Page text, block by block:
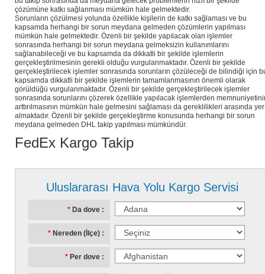
Uluslararası Hava Yolu Kargo Servisi
Da dove
Nereden (İlçe)
Per dove
çözümüne katkı sağlanması mümkün hale gelmektedir.
Sorunların çözülmesi yolunda özellikle kişilerin de katkı sağlaması ve bu
kapsamda herhangi bir sorun meydana gelmeden çözümlerin yapılması
mümkün hale gelmektedir. Özenli bir şekilde yapılacak olan işlemler
sonrasında herhangi bir sorun meydana gelmeksizin kullanımlarını
sağlanabileceği ve bu kapsamda da dikkatli bir şekilde işlemlerin
gerçekleştirilmesinin gerekli olduğu vurgulanmaktadır. Özenli bir şekilde
gerçekleştirilecek işlemler sonrasında sorunların çözüleceği de bilindiği için
kapsamda dikkatli bir şekilde işlemlerin tamamlanmasının önemli olarak
görüldüğü vurgulanmaktadır. Özenli bir şekilde gerçekleştirilecek işlemler
sonrasında sorunlarını çözerek özellikle yapılacak işlemlerden
arttırılmasının mümkün hale gelmesini sağlaması da gereklilikleri arasında yer
almaktadır. Özenli bir şekilde gerçekleştirme konusunda herhangi bir sorun
meydana gelmeden DHL takip yapılması mümkündür.
FedEx Kargo Takip